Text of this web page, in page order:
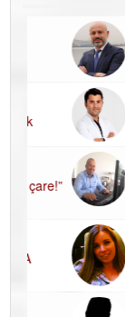
doğan yıldıztan
Bir Başka
UĞUR
HALKIN
Hasan Vehbi
DEİZM-
Özge CERRAH
İsmail
NASIL
Harun KARA